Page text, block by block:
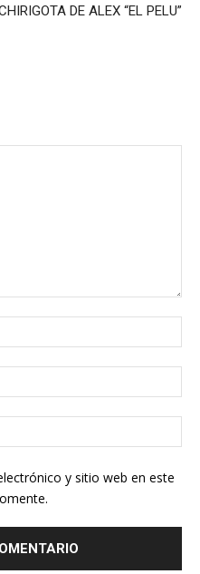
DE ALEX “EL PELU”
y sitio web en este